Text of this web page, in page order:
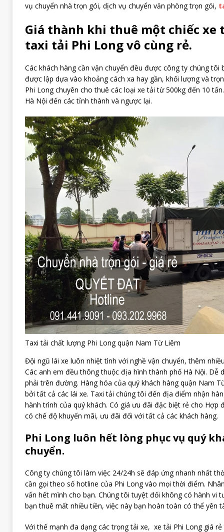
vụ chuyển nhà trọn gói, dịch vụ chuyển văn phòng trọn gói,
Giá thành khi thuê một chiếc xe
taxi tải Phi Long vô cùng rẻ.
Các khách hàng cần vận chuyển đều được công ty chúng tôi
được lập dựa vào khoảng cách xa hay gần, khối lượng và
Phi Long chuyên cho thuê các loại xe tải từ 500kg đến 10
Hà Nội đến các tỉnh thành và ngược lại.
Taxi tải chất lượng Phi Long quận Nam Từ Liêm
Đội ngũ lái xe luôn nhiệt tình với nghề vận chuyển, thêm
Các anh em đều thông thuộc địa hình thành phố Hà Nội. Dễ
phải trên đường. Hàng hóa của quý khách hàng quận Nam
bởi tất cả các lái xe. Taxi tải chúng tôi đến địa điểm nhận
hành trình của quý khách. Có giá ưu đãi đặc biệt rẻ cho Hợp
có chế độ khuyến mãi, ưu đãi đối với tất cả các khách hàng.
Phi Long luôn hết lòng phục vụ quý
chuyển.
Công ty chúng tôi làm việc 24/24h sẽ đáp ứng nhanh nhất
cần gọi theo số hotline của Phi Long vào mọi thời điểm.
vấn hết mình cho bạn. Chúng tôi tuyệt đối không có hành vi
bạn thuê mất nhiều tiền, việc này bạn hoàn toàn có thể yên
Với thế mạnh đa dạng các trọng tải xe, xe tải Phi Long giá